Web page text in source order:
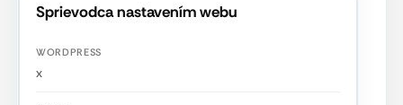
Sprievodca nastavením webu
x